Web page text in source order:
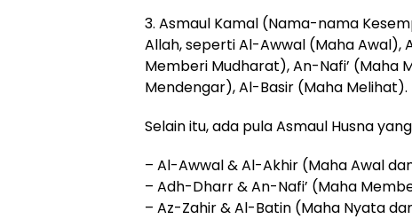
3. Asmaul Kamal (Nama-nama
Allah, seperti Al-Awwal (Maha
Memberi Mudharat), An-Nafi’ (Maha
Mendengar), Al-Basir (Maha Melihat).
Selain itu, ada pula Asmaul Husna
– Al-Awwal & Al-Akhir (Maha Awal
– Adh-Dharr & An-Nafi’ (Maha
– Az-Zahir & Al-Batin (Maha Nyata